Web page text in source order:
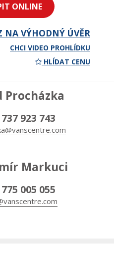
ONLINE
NA VÝHODNÝ ÚVĚR
CHCI VIDEO PROHLÍDKU
HLÍDAT CENU
Procházka
923 743
Markuci
005 055